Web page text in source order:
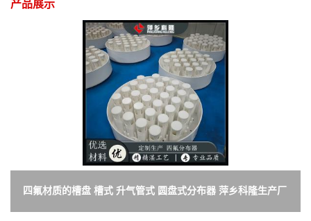
产品展示
四氟材质的槽盘 槽式 升气管式 圆盘式分布器 萍乡科隆生产厂
家